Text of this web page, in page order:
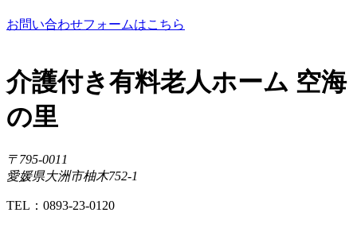
お問い合わせフォームはこちら
介護付き有料老人ホーム 空海
の里
〒795-0011
愛媛県大洲市柚木752-1
TEL：0893-23-0120